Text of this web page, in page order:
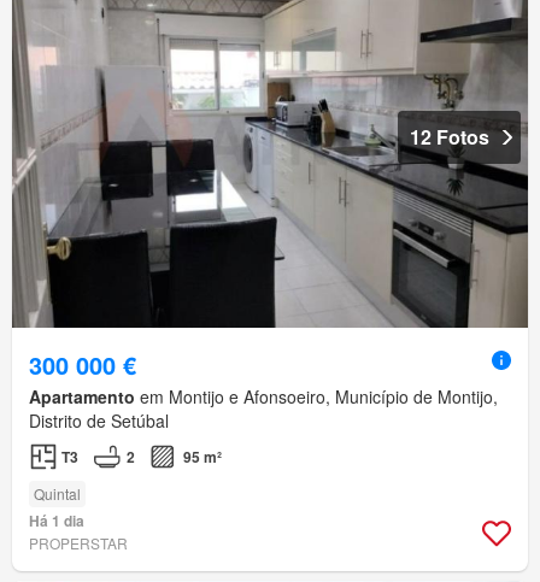
12 Fotos
300 000 €
Apartamento em Montijo e Afonsoeiro, Município de Montijo,
Distrito de Setúbal
T3 2 95 m²
Quintal
Há 1 dia
PROPERSTAR